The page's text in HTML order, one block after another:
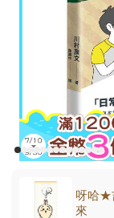
呀哈★
來